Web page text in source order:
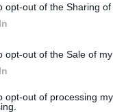
opt-out of the Sharing of
opt-out of the Sale of
opt-out of processing
se ne vada a
tranchant: "Con
Ma cosa c'è
l'intervista a